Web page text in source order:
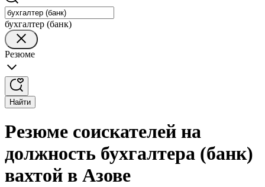
бухгалтер (банк)
Резюме
Найти
Резюме соискателей на
должность бухгалтера (банк)
вахтой в Азове